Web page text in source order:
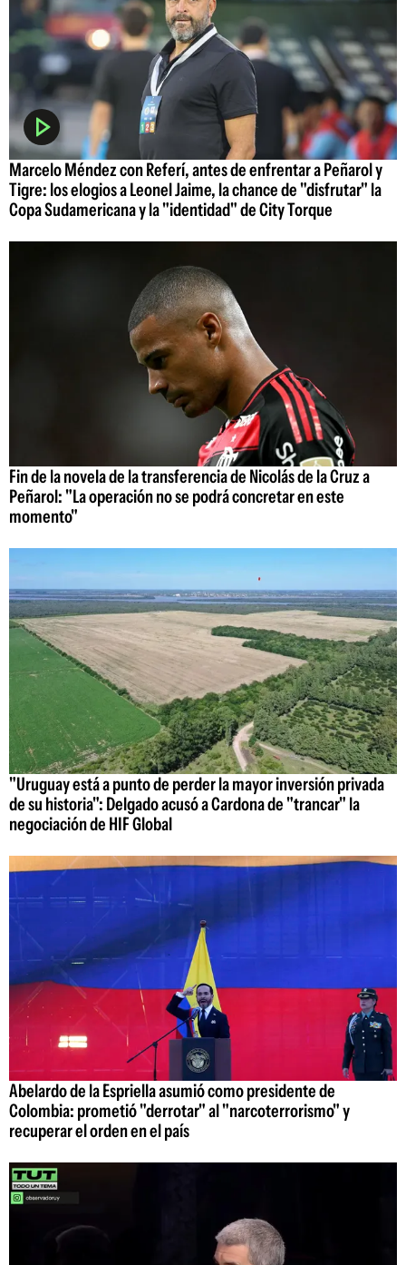
Marcelo Méndez con Referí, antes de enfrentar a Peñarol y
Tigre: los elogios a Leonel Jaime, la chance de "disfrutar" la
Copa Sudamericana y la "identidad" de City Torque
Fin de la novela de la transferencia de Nicolás de la Cruz a
Peñarol: "La operación no se podrá concretar en este
momento"
"Uruguay está a punto de perder la mayor inversión privada
de su historia": Delgado acusó a Cardona de "trancar" la
negociación de HIF Global
Abelardo de la Espriella asumió como presidente de
Colombia: prometió "derrotar" al "narcoterrorismo" y
recuperar el orden en el país